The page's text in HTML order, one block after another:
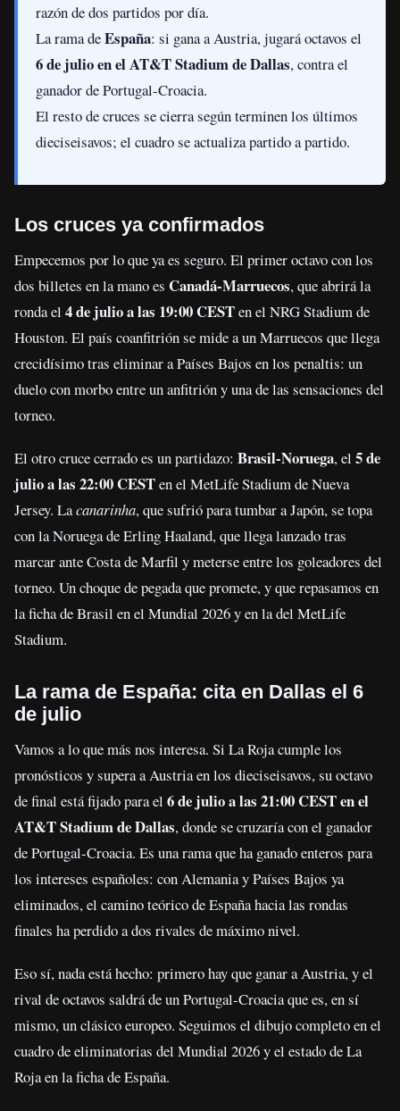
razón de dos partidos por día.
La rama deEspaña: si gana a Austria, jugará octavos el
6 de julio en el AT&T Stadium de Dallas, contra el
ganador de Portugal-Croacia.
El resto de cruces se cierra según terminen los últimos
dieciseisavos; el cuadro se actualiza partido a partido.
Los cruces ya confirmados
Empecemos por lo que ya es seguro. El primer octavo con los
dos billetes en la mano es Canadá-Marruecos, que abrirá la
ronda el 4 de julio a las 19:00 CESTen el NRG Stadium de
Houston. El país coanfitrión se mide a un Marruecos que llega
crecidísimo tras eliminar a Países Bajos en los penaltis: un
duelo con morbo entre un anfitrión y una de las sensaciones del
torneo.
El otro cruce cerrado es un partidazo: Brasil-Noruega, el 5 de
julio a las 22:00 CESTen el MetLife Stadium de Nueva
Jersey. Lacanarinha, que sufrió para tumbar a Japón, se topa
con la Noruega de Erling Haaland, que llega lanzado tras
marcar ante Costa de Marfil y meterse entre los goleadores del
torneo. Un choque de pegada que promete, y que repasamos en
la ficha de Brasil en el Mundial 2026 y en la del MetLife
Stadium.
La rama de España: cita en Dallas el 6
de julio
Vamos a lo que más nos interesa. Si La Roja cumple los
pronósticos y supera a Austria en los dieciseisavos, su octavo
de final está fijado para el 6 de julio a las 21:00 CEST en el
AT&T Stadium de Dallas, donde se cruzaría con el ganador
de Portugal-Croacia. Es una rama que ha ganado enteros para
los intereses españoles: con Alemania y Países Bajos ya
eliminados, el camino teórico de España hacia las rondas
finales ha perdido a dos rivales de máximo nivel.
Eso sí, nada está hecho: primero hay que ganar a Austria, y el
rival de octavos saldrá de un Portugal-Croacia que es, en sí
mismo, un clásico europeo. Seguimos el dibujo completo en el
cuadro de eliminatorias del Mundial 2026 y el estado de La
Roja en la ficha de España.